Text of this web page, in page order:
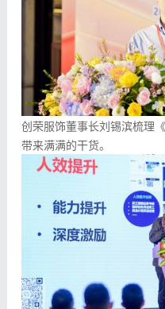
创荣服饰董事长刘锡滨梳理
带来满满的干货。